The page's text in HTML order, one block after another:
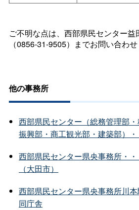
ご不明な点は、西部県民センター益
（0856-31-9505）までお問い合わせ
他の事務所
西部県民センター（総務管理部
振興部・商工観光部・建築部）
西部県民センター県央事務所・・
（大田市）
西部県民センター県央事務所川
同庁舎